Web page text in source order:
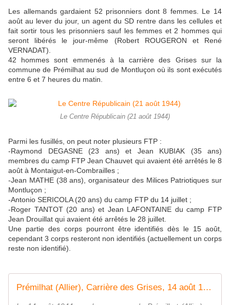
Les allemands gardaient 52 prisonniers dont 8 femmes. Le 14
août au lever du jour, un agent du SD rentre dans les cellules et
fait sortir tous les prisonniers sauf les femmes et 2 hommes qui
seront libérés le jour-même (Robert ROUGERON et René
VERNADAT).
42 hommes sont emmenés à la carrière des Grises sur la
commune de Prémilhat au sud de Montluçon où ils sont exécutés
entre 6 et 7 heures du matin.
Le Centre Républicain (21 août 1944)
Parmi les fusillés, on peut noter plusieurs FTP :
-Raymond DEGASNE (23 ans) et Jean KUBIAK (35 ans)
membres du camp FTP Jean Chauvet qui avaient été arrêtés le 8
août à Montaigut-en-Combrailles ;
-Jean MATHE (38 ans), organisateur des Milices Patriotiques sur
Montluçon ;
-Antonio SERICOLA (20 ans) du camp FTP du 14 juillet ;
-Roger TANTOT (20 ans) et Jean LAFONTAINE du camp FTP
Jean Drouillat qui avaient été arrêtés le 28 juillet.
Une partie des corps pourront être identifiés dès le 15 août,
cependant 3 corps resteront non identifiés (actuellement un corps
reste non identifié).
Prémilhat (Allier), Carrière des Grises, 14 août 1944